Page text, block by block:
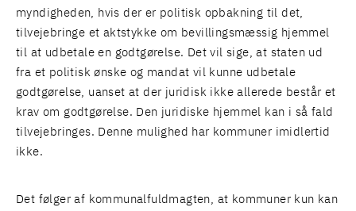
myndigheden, hvis der er politisk opbakning til det,
tilvejebringe et aktstykke om bevillingsmæssig hjemmel
til at udbetale en godtgørelse. Det vil sige, at staten ud
fra et politisk ønske og mandat vil kunne udbetale
godtgørelse, uanset at der juridisk ikke allerede består et
krav om godtgørelse. Den juridiske hjemmel kan i så fald
tilvejebringes. Denne mulighed har kommuner imidlertid
ikke.
Det følger af kommunalfuldmagten, at kommuner kun kan